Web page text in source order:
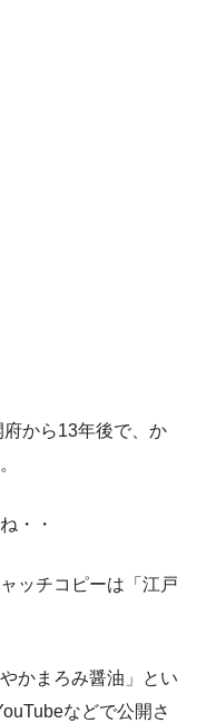
から13年後で、か
・・
ッチコピーは「江戸
かまろみ醤油」とい
などで公開さ